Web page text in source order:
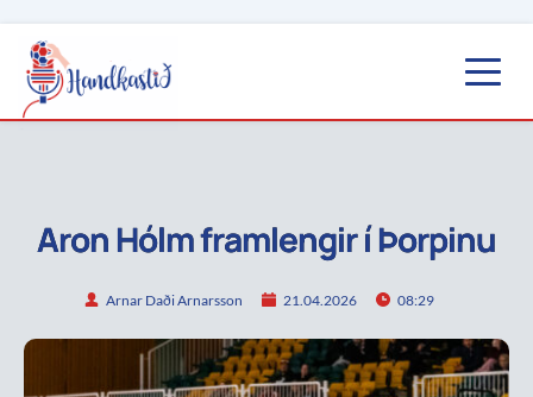
Aron Hólm framlengir í Þorpinu
Arnar Daði Arnarsson 21.04.2026 08:29